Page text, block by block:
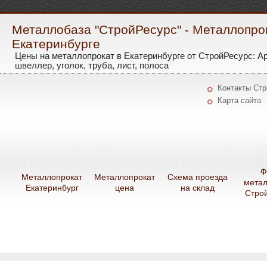
Металлобаза "СтройРесурс" -
Екатеринбурге
Цены на металлопрокат в Екатеринбурге от СтройРесурс:
швеллер, уголок, труба, лист, полоса
Контакты
Карта сайта
Металлопрокат
Екатеринбург
Металлопрокат
цена
Схема проезда
на склад